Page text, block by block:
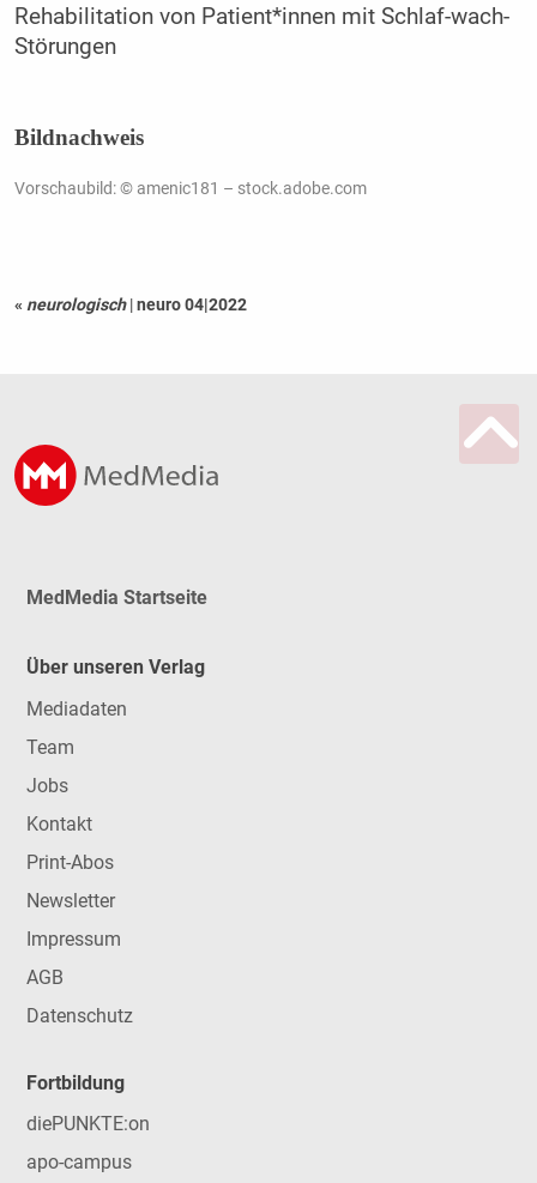
Rehabilitation von Patient*innen mit Schlaf-wach-
Störungen
Bildnachweis
Vorschaubild: © amenic181 – stock.adobe.com
« neurologisch |neuro 04|2022
MedMedia Startseite
Über unseren Verlag
Mediadaten
Team
Jobs
Kontakt
Print-Abos
Newsletter
Impressum
AGB
Datenschutz
Fortbildung
diePUNKTE:on
apo-campus